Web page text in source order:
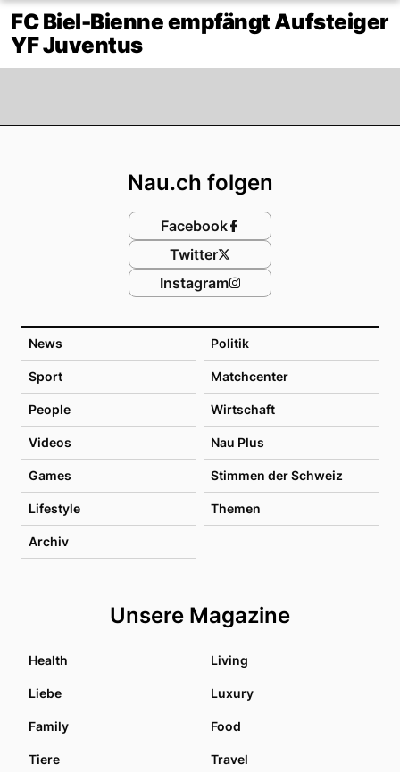
FC Biel-Bienne empfängt Aufsteiger
YF Juventus
News Politik
Sport Matchcenter
People Wirtschaft
Videos Nau Plus
Games Stimmen der Schweiz
Lifestyle Themen
Archiv
Unsere Magazine
Health Living
Liebe Luxury
Family Food
Tiere Travel
Nau.ch folgen
Facebook
Twitter
Instagram